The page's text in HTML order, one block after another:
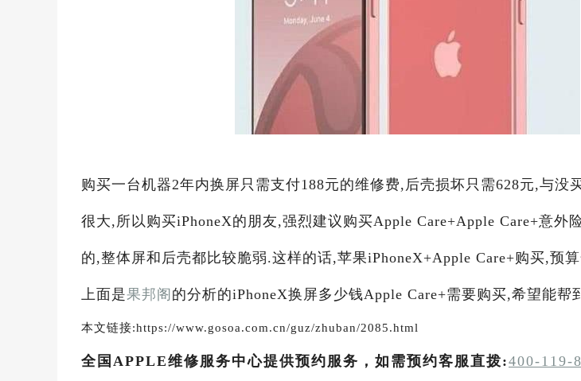
购买一台机器2年内换屏只需支付188元的维修费,后壳损坏只需628元,与没
很大,所以购买iPhoneX的朋友,强烈建议购买Apple Care+Apple Care+意外
的,整体屏和后壳都比较脆弱.这样的话,苹果iPhoneX+Apple Care+购买,预
上面是果邦阁 的分析的iPhoneX换屏多少钱Apple Care+需要购买,希望能帮
本文链接:https://www.gosoa.com.cn/guz/zhuban/2085.html
全国APPLE维修服务中心提供预约服务，如需预约客服直拨:400-119-